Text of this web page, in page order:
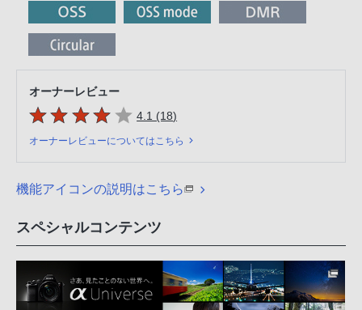
オーナーレビュー
5つの星のうち
4.1 (18件のレビュー
)
オーナーレビューについてはこちら
機能アイコンの説明はこちら
スペシャルコンテンツ